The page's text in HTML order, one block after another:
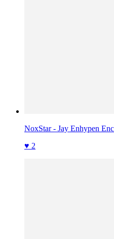
NoxStar - Jay Enhypen
♥ 2